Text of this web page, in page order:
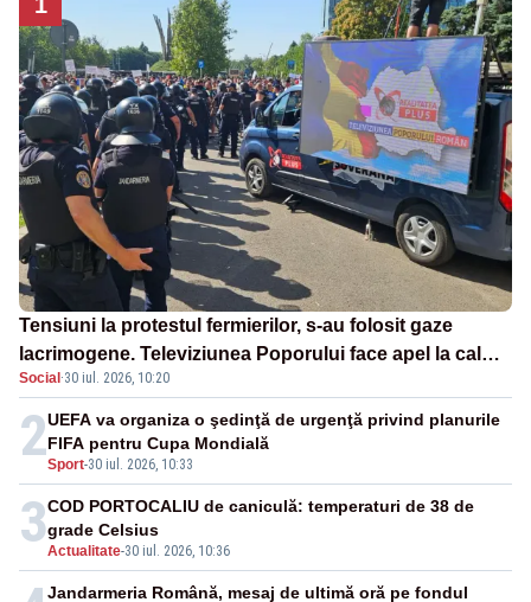
Tensiuni la protestul fermierilor, s-au folosit gaze
lacrimogene. Televiziunea Poporului face apel la calm
– LIVE TEXT
Social ·30 iul. 2026, 10:20
2Sport-30 iul. 2026, 10:33
UEFA va organiza o şedinţă de urgenţă privind planurile
FIFA pentru Cupa Mondială
3Actualitate-30 iul. 2026, 10:36
COD PORTOCALIU de caniculă: temperaturi de 38 de
grade Celsius
Jandarmeria Română, mesaj de ultimă oră pe fondul